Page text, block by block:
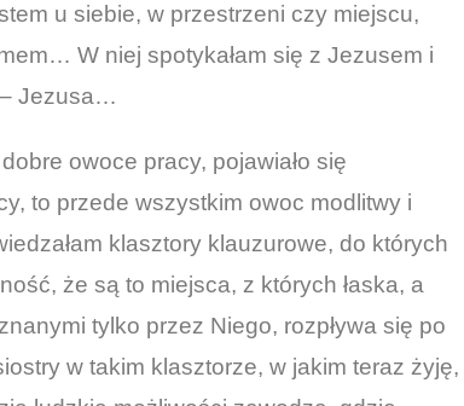
u siebie, w przestrzeni czy miejscu,
W niej spotykałam się z Jezusem i
– Jezusa…
owoce pracy, pojawiało się
to przede wszystkim owoc modlitwy i
klasztory klauzurowe, do których
że są to miejsca, z których łaska, a
tylko przez Niego, rozpływa się po
w takim klasztorze, w jakim teraz żyję,